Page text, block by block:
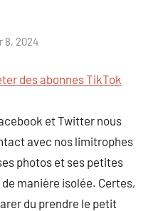
8, 2024
des abonnes TikTok
et Twitter nous
avec nos limitrophes
photos et ses petites
manière isolée. Certes,
du prendre le petit